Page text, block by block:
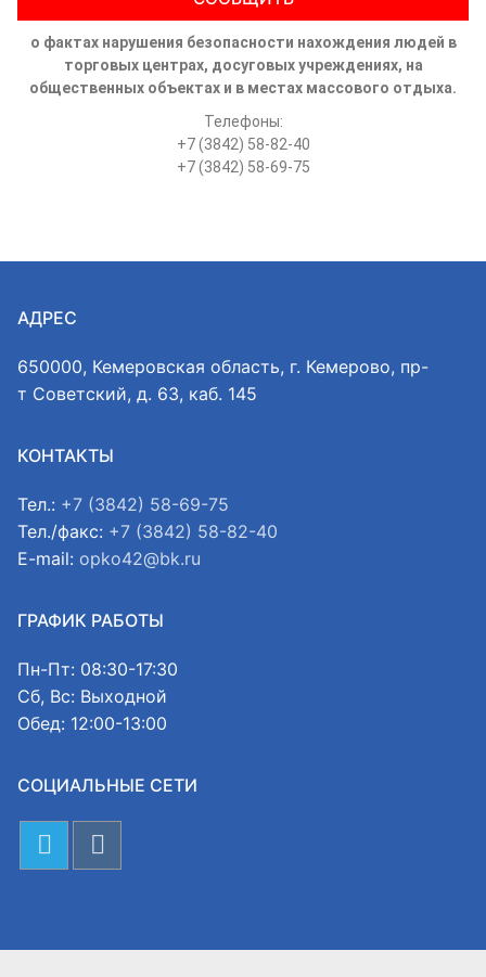
о фактах нарушения безопасности нахождения людей в
торговых центрах, досуговых учреждениях, на
общественных объектах и в местах массового отдыха.
Телефоны:
+7 (3842) 58-82-40
+7 (3842) 58-69-75
АДРЕС
650000, Кемеровская область, г. Кемерово, пр-
т Советский, д. 63, каб. 145
КОНТАКТЫ
Тел.: +7 (3842) 58-69-75
Тел./факс: +7 (3842) 58-82-40
E-mail: opko42@bk.ru
ГРАФИК РАБОТЫ
Пн-Пт: 08:30-17:30
Сб, Вс: Выходной
Обед: 12:00-13:00
СОЦИАЛЬНЫЕ СЕТИ